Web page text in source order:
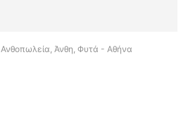
Ανθοπωλεία, Άνθη, Φυτά - Αθήνα